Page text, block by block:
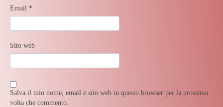
Email *
Sito web
Salva il mio nome, email e sito web in questo browser per la prossima
volta che commento.